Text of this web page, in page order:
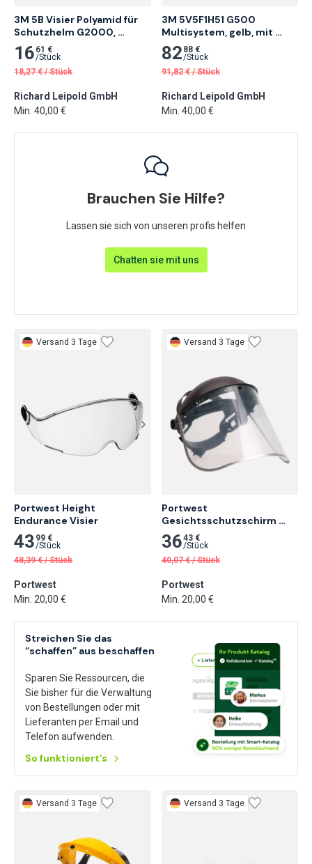
Brauchen Sie Hilfe?
Lassen sie sich von unseren profis helfen
Chatten sie mit uns
Streichen Sie das
“schaffen” aus beschaffen
Sparen Sie Ressourcen, die
Sie bisher für die Verwaltung
von Bestellungen oder mit
Lieferanten per Email und
Telefon aufwenden.
So funktioniert’s
3M 5B Visier Polyamid für
Schutzhelm G2000,
G3000 und Multisystem
G500 1 Stk.
16 61 €
/Stück
18,27 € /Stück
Richard Leipold GmbH
Min. 40,00 €
3M 5V5F1H51 G500
Multisystem, gelb, mit
H510P3E und Visier 5F-11 1
Stk.
82 88 €
/Stück
91,82 € /Stück
Richard Leipold GmbH
Min. 40,00 €
Versand 3 Tage
Portwest Height
Endurance Visier
43 99 €
/Stück
48,39 € /Stück
Portwest
Min. 20,00 €
Versand 3 Tage
Portwest
Gesichtsschutzschirm
Plus, Klar
3643 €
/Stück
40,07 € /Stück
Portwest
Min. 20,00 €
Versand 3 Tage Versand 3 Tage